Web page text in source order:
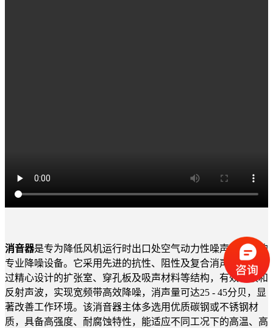
消音器是专为降低风机运行时出口处空气动力性噪声而设计的
专业降噪设备。它采用先进的抗性、阻性及复合消声原理，通
过精心设计的扩张室、穿孔板及吸声材料等结构，有效吸收和
反射声波，实现宽频带高效降噪，消声量可达25 - 45分贝，显
著改善工作环境。 该消音器主体多选用优质碳钢或不锈钢材
质，具备高强度、耐腐蚀特性，能适应不同工况下的高温、高